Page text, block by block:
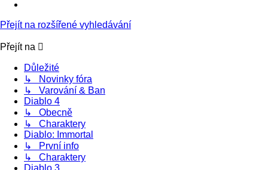
Přejít na rozšířené vyhledávání
Přejít na
Důležité
↳ Novinky fóra
↳ Varování & Ban
Diablo 4
↳ Obecně
↳ Charaktery
Diablo: Immortal
↳ První info
↳ Charaktery